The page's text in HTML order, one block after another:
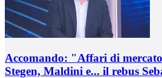
Accomando: "Affari di
Stegen, Maldini e... il rebus